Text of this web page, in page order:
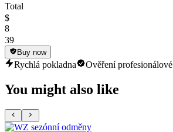
Total
$
8
39
Buy now
Rychlá pokladna Ověření profesionálové
You might also like